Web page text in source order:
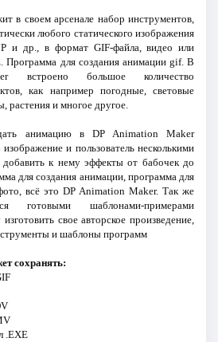
в своем арсенале набор инструментов,
любого статического изображения
и др., в формат GIF-файла, видео или
Программа для создания анимации gif. В
встроено большое количество
как например погодные, световые
и многое другое.
анимацию в DP Animation Maker
и пользователь несколькими
к нему эффекты от бабочек до
для создания анимации, программа для
всё это DP Animation Maker. Так же
готовыми шаблонами-примерами
свое авторское произведение,
и шаблоны программ
сохранять:
.EXE